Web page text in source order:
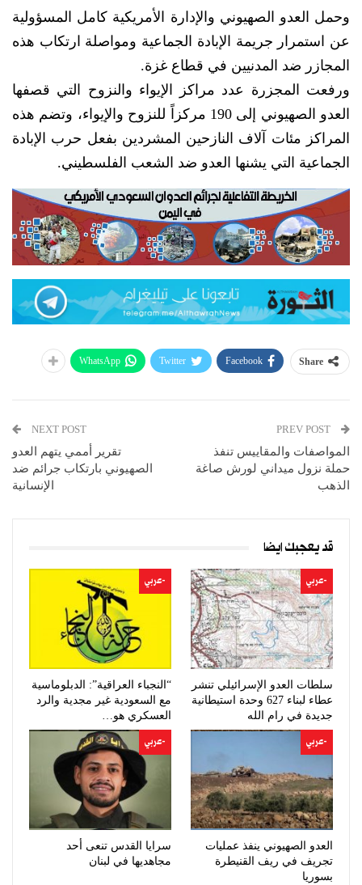
وحمل العدو الصهيوني والإدارة الأمريكية كامل المسؤولية
عن استمرار جريمة الإبادة الجماعية ومواصلة ارتكاب هذه
المجازر ضد المدنيين في قطاع غزة.
ورفعت المجزرة عدد مراكز الإيواء والنزوح التي قصفها
العدو الصهيوني إلى 190 مركزاً للنزوح والإيواء، وتضم هذه
المراكز مئات آلاف النازحين المشردين بفعل حرب الإبادة
الجماعية التي يشنها العدو ضد الشعب الفلسطيني.
Share
Facebook
Twitter
WhatsApp
المواصفات والمقاييس تنفذ
حملة نزول ميداني لورش صاغة
الذهب
NEXT POST
تقرير أممي يتهم العدو
الصهيوني بارتكاب جرائم ضد
الإنسانية
قد يعجبك ايضا
-عربي
سلطات العدو الإسرائيلي تنشر
عطاء لبناء 627 وحدة استيطانية
جديدة في رام الله
-عربي
“النجباء العراقية”: الدبلوماسية
مع السعودية غير مجدية والرد
العسكري هو…
-عربي
العدو الصهيوني ينفذ عمليات
تجريف في ريف القنيطرة
بسوريا
-عربي
سرايا القدس تنعى أحد
مجاهديها في لبنان